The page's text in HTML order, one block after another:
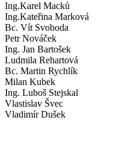
Ing.Karel Macků
Ing.Kateřina
Bc. Vít Svoboda
Petr Nováček
Ing. Jan Bartošek
Ludmila Rehartová
Bc. Martin
Milan Kubek
Ing. Luboš
Vlastislav Švec
Vladimír